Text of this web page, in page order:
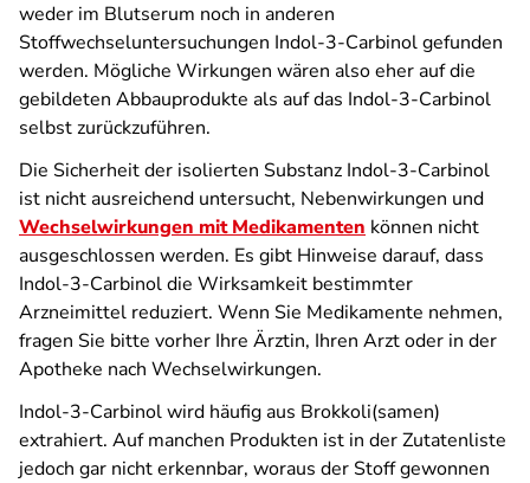
weder im Blutserum noch in anderen
Stoffwechseluntersuchungen Indol-3-Carbinol gefunden
werden. Mögliche Wirkungen wären also eher auf die
gebildeten Abbauprodukte als auf das Indol-3-Carbinol
selbst zurückzuführen.
Die Sicherheit der isolierten Substanz Indol-3-Carbinol
ist nicht ausreichend untersucht, Nebenwirkungen und
Wechselwirkungen mit Medikamenten können nicht
ausgeschlossen werden. Es gibt Hinweise darauf, dass
Indol-3-Carbinol die Wirksamkeit bestimmter
Arzneimittel reduziert. Wenn Sie Medikamente nehmen,
fragen Sie bitte vorher Ihre Ärztin, Ihren Arzt oder in der
Apotheke nach Wechselwirkungen.
Indol-3-Carbinol wird häufig aus Brokkoli(samen)
extrahiert. Auf manchen Produkten ist in der Zutatenliste
jedoch gar nicht erkennbar, woraus der Stoff gewonnen